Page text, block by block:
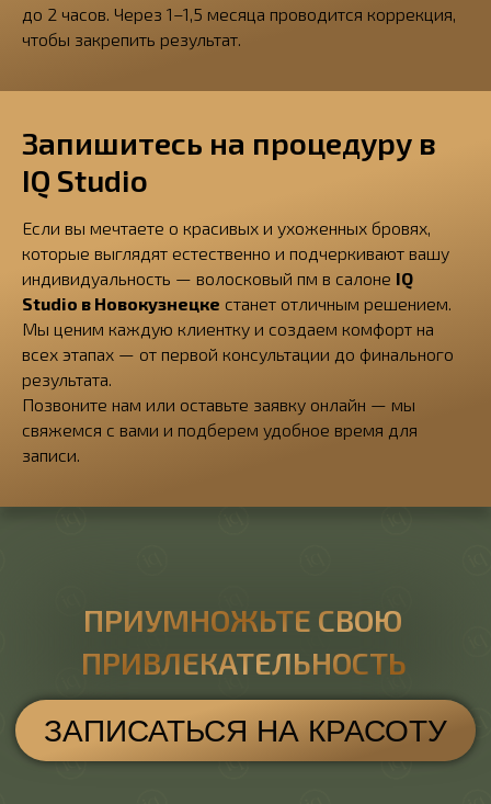
до 2 часов. Через 1–1,5 месяца проводится коррекция,
чтобы закрепить результат.
Запишитесь на процедуру в
IQ Studio
Если вы мечтаете о красивых и ухоженных бровях,
которые выглядят естественно и подчеркивают вашу
индивидуальность — волосковый пм в салоне IQ
Studio в Новокузнецке станет отличным решением.
Мы ценим каждую клиентку и создаем комфорт на
всех этапах — от первой консультации до финального
результата.
Позвоните нам или оставьте заявку онлайн — мы
свяжемся с вами и подберем удобное время для
записи.